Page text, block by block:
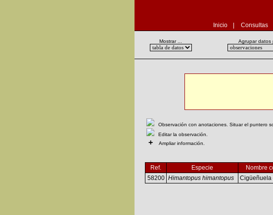
Inicio Consultas
Mostrar ... Agrupar datos
Observación con anotaciones. Situar el puntero
Editar la observación.
+ Ampliar información.
Ref. Especie Nombre
58200 Himantopus himantopus Cigüeñuela